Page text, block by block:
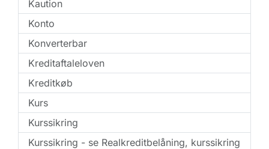
Kaution
Konto
Konverterbar
Kreditaftaleloven
Kreditkøb
Kurs
Kurssikring
Kurssikring - se Realkreditbelåning, kurssikring